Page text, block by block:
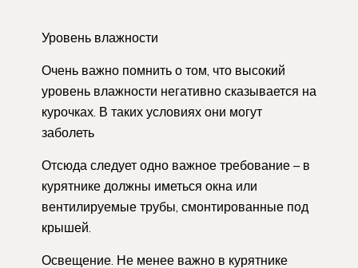
Уровень влажности
Очень важно помнить о том, что высокий
уровень влажности негативно сказывается на
курочках. В таких условиях они могут
заболеть
Отсюда следует одно важное требование – в
курятнике должны иметься окна или
вентилируемые трубы, смонтированные под
крышей.
Освещение. Не менее важно в курятнике